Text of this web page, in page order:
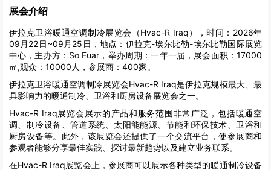
展会介绍
伊拉克卫浴暖通空调制冷展览会（Hvac-R Iraq），时间：2026年
09月22日~09月25日，地点：伊拉克-埃尔比勒-埃尔比勒国际展览
中心，主办方：So Fuar，举办周期：一年一届，展会面积：17000
㎡,观众：10000人，参展商：400家。
伊拉克卫浴暖通空调制冷展览会Hvac-R Iraq是伊拉克规模最大、最
具影响力的暖通制冷、卫浴和厨房设备展览会之一。
Hvac-R Iraq展览会展示的产品和服务范围非常广泛，包括暖通空
调、制冷设备、管道系统、太阳能能源、节能和环保技术、卫浴和
厨房设备等。此外，该展览会还提供了一个交流平台，使参展商和
参观者能够分享最佳实践、探讨最新趋势以及建立业务联系。
在Hvac-R Iraq展览会上，参展商可以展示各种类型的暖通制冷设备